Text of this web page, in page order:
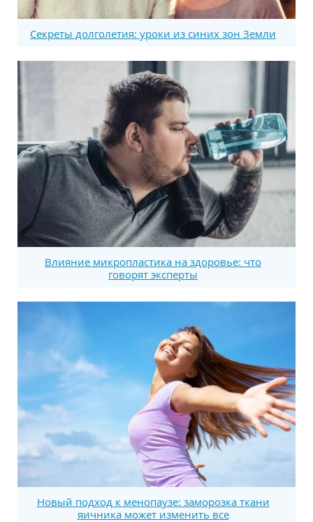
Секреты долголетия: уроки из синих зон Земли
Влияние микропластика на здоровье: что
говорят эксперты
Новый подход к менопаузе: заморозка ткани
яичника может изменить все